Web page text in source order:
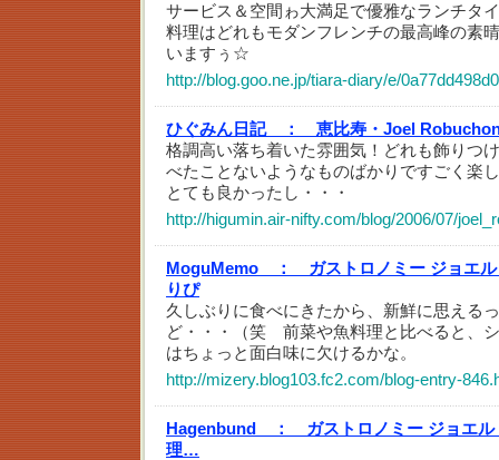
サービス＆空間ゎ大満足で優雅なランチタ
料理はどれもモダンフレンチの最高峰の素
いますぅ☆
http://blog.goo.ne.jp/tiara-diary/e/
ひぐみん日記 ：
恵比寿・Joel
格調高い落ち着いた雰囲気！どれも飾りつ
べたことないようなものばかりですごく楽
とても良かったし・・・
http://higumin.air-nifty.com/blog/2006/07/
MoguMemo ：
ガストロノミー ジョエ
りぴ
久しぶりに食べにきたから、新鮮に思える
ど・・・（笑 前菜や魚料理と比べると、
はちょっと面白味に欠けるかな。
http://mizery.blog103.fc2.com/blog-entry-
Hagenbund ：
ガストロノミー ジョエ
理…